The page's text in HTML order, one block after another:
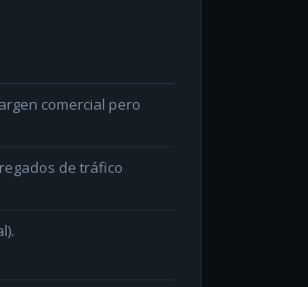
comercial pero
de tráfico